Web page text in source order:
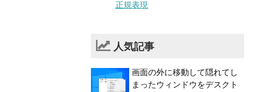
正規表現
人気記事
画面の外に移動して隠れてし
まったウィンドウをデスクト